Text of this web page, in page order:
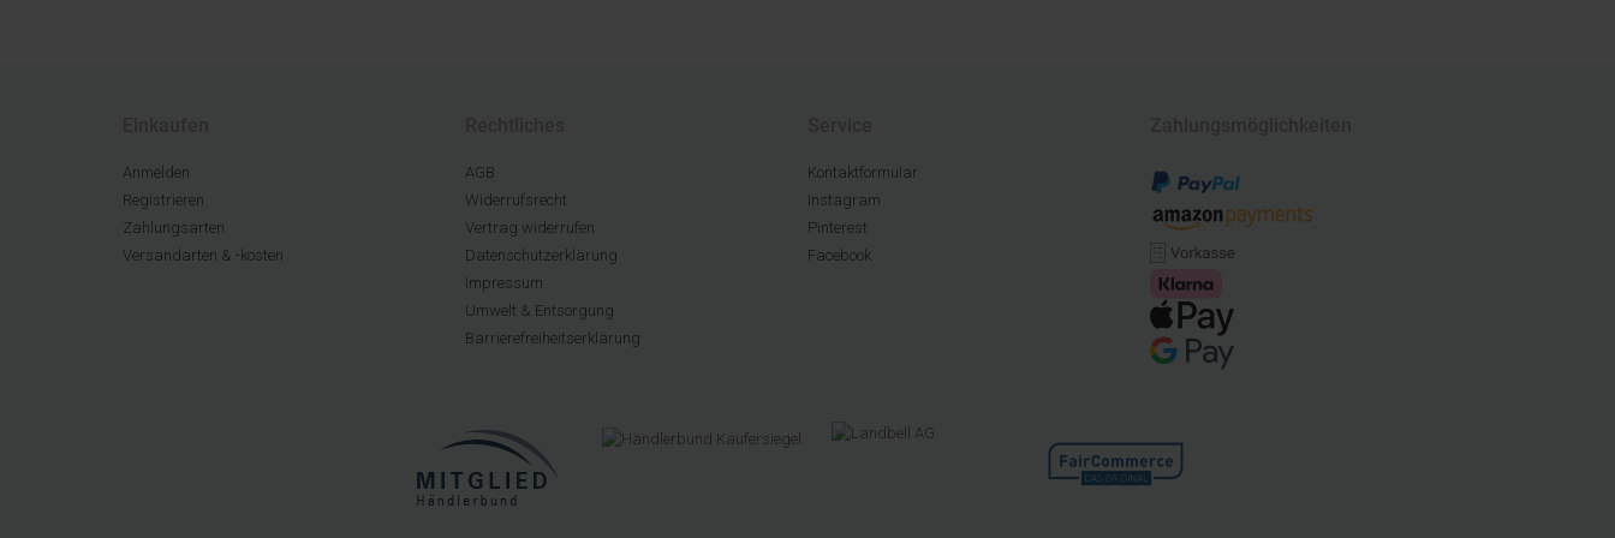
Anmelden
Registrieren
Zahlungsarten
Versandarten & -kosten
AGB
Widerrufsrecht
Vertrag widerrufen
Datenschutzerklärung
Impressum
Umwelt & Entsorgung
Barrierefreiheitserklärung
Kontaktformular
Instagram
Pinterest
Facebook